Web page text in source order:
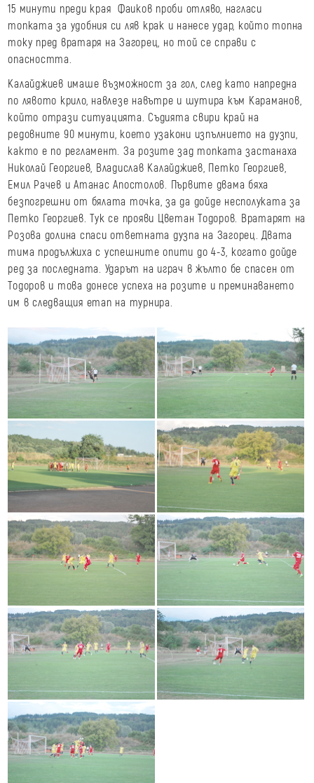
15 минути преди края Фаиков проби отляво, нагласи
топката за удобния си ляв крак и нанесе удар, който топна
току пред вратаря на Загорец, но той се справи с
опасността.
Калайджиев имаше възможност за гол, след като напредна
по лявото крило, навлезе навътре и шутира към Караманов,
който отрази ситуацията. Съдията свири край на
редовните 90 минути, което узакони изпълнието на дузпи,
както е по регламент. За розите зад топката застанаха
Николай Георгиев, Владислав Калайджиев, Петко Георгиев,
Емил Рачев и Атанас Апостолов. Първите двама бяха
безпогрешни от бялата точка, за да дойде несполуката за
Петко Георгиев. Тук се прояви Цветан Тодоров. Вратарят на
Розова долина спаси ответната дузпа на Загорец. Двата
тима продължиха с успешните опити до 4-3, когато дойде
ред за последната. Ударът на играч в жълто бе спасен от
Тодоров и това донесе успеха на розите и преминаването
им в следващия етап на турнира.